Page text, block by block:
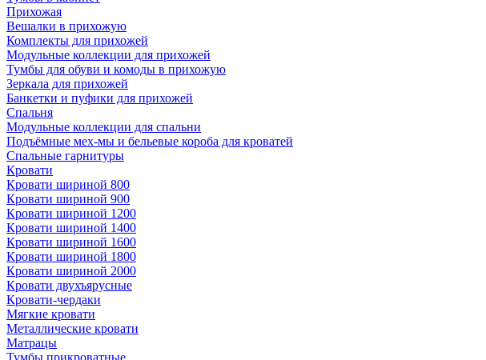
Прихожая
Вешалки в прихожую
Комплекты для прихожей
Модульные коллекции для прихожей
Тумбы для обуви и комоды в прихожую
Зеркала для прихожей
Банкетки и пуфики для прихожей
Спальня
Модульные коллекции для спальни
Подъёмные мех-мы и бельевые короба для кроватей
Спальные гарнитуры
Кровати
Кровати шириной 800
Кровати шириной 900
Кровати шириной 1200
Кровати шириной 1400
Кровати шириной 1600
Кровати шириной 1800
Кровати шириной 2000
Кровати двухъярусные
Кровати-чердаки
Мягкие кровати
Металлические кровати
Матрацы
Тумбы прикроватные